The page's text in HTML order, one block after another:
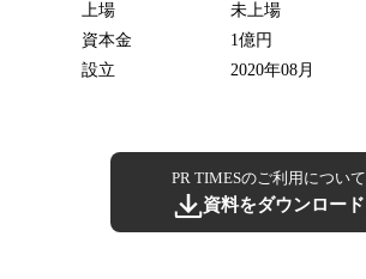
上場
未上場
資本金
1億円
設立
2020年08月
PR TIMESのご利用について
資料をダウンロード